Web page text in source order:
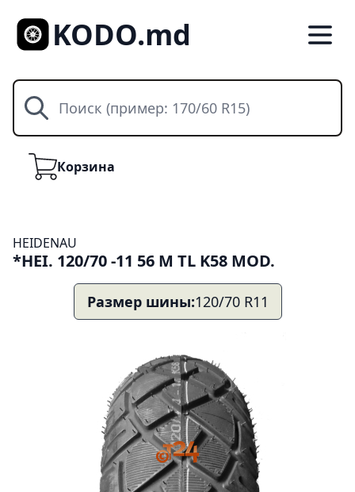
KODO.md
Поиск
КорзинаКорзина
HEIDENAU
*HEI. 120/70 -11 56 M TL K58 MOD.
Размер шины:120/70 R11